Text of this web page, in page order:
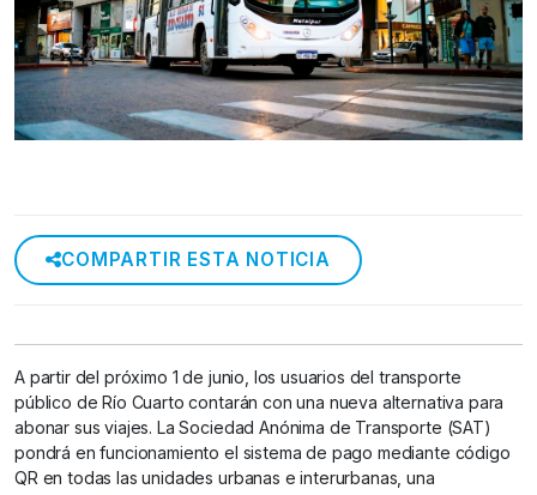
COMPARTIR ESTA NOTICIA
A partir del próximo 1 de junio, los usuarios del transporte
público de Río Cuarto contarán con una nueva alternativa para
abonar sus viajes. La Sociedad Anónima de Transporte (SAT)
pondrá en funcionamiento el sistema de pago mediante código
QR en todas las unidades urbanas e interurbanas, una